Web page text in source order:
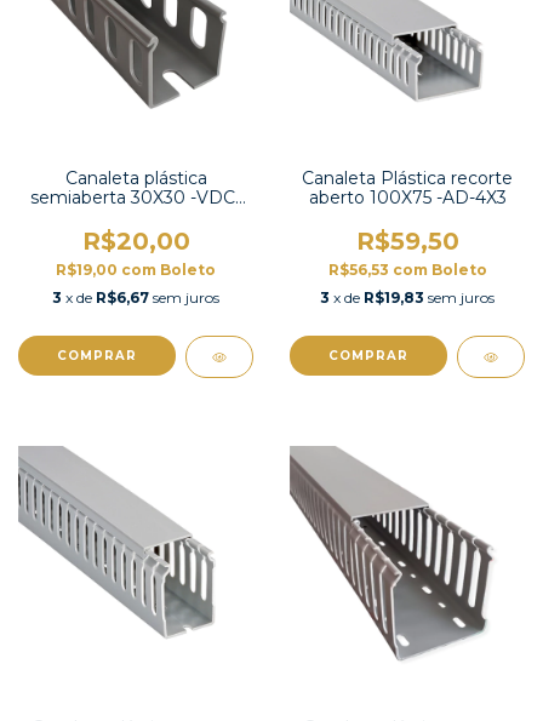
Canaleta plástica
semiaberta 30X30 -VDC-
R$20,00
R$19,00 com Boleto
3 x de R$6,67 sem juros
COMPRAR
Canaleta Plástica recorte
aberto 100X75 -AD-4X3
R$59,50
R$56,53 com Boleto
3 x de R$19,83 sem juros
COMPRAR